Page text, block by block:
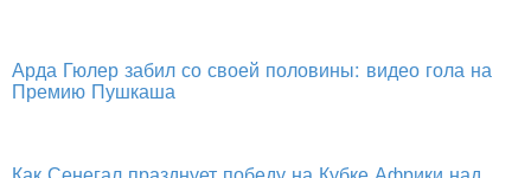
Арда Гюлер забил со своей половины: видео гола на
Премию Пушкаша